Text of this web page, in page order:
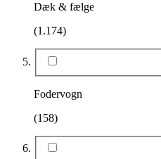
Dæk & fælge
(1.174)
Fodervogn
(158)